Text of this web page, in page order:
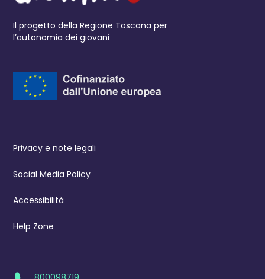
Il progetto della Regione Toscana per
l’autonomia dei giovani
Privacy e note legali
Social Media Policy
Accessibilità
Help Zone